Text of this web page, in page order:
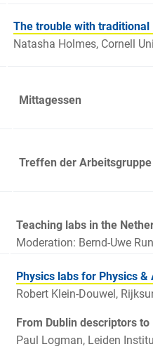
The trouble with
Natasha Holmes, Cornell
Mittagessen
Treffen der
Teaching labs in the
Moderation: Bernd-Uwe
Physics labs for Physics
Robert Klein-Douwel,
From Dublin descriptors
Paul Logman, Leiden